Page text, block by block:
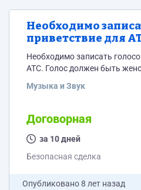
Необходимо
приветствие для
быть женский.
Необходимо записать
АТС. Голос должен быть
Музыка и Звук
Договорная
за 10 дней
Безопасная сделка
Опубликовано8 лет назад